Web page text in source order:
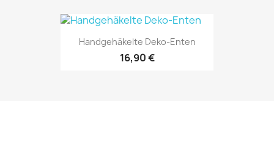
Handgehäkelte Deko-Enten
16,90 €